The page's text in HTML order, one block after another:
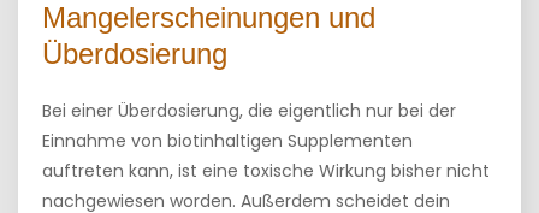
Mangelerscheinungen und
Überdosierung
Bei einer Überdosierung, die eigentlich nur bei der
Einnahme von biotinhaltigen Supplementen
auftreten kann, ist eine toxische Wirkung bisher nicht
nachgewiesen worden. Außerdem scheidet dein